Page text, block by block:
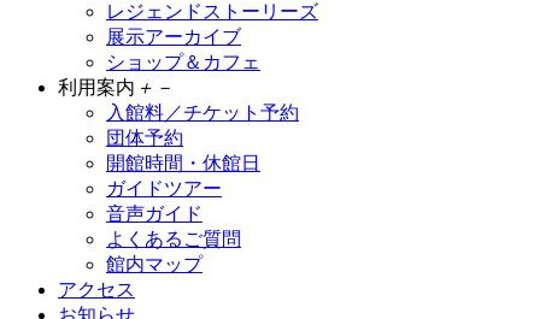
レジェンドストーリーズ
展示アーカイブ
ショップ＆カフェ
利用案内 ＋ －
入館料／チケット予約
団体予約
開館時間・休館日
ガイドツアー
音声ガイド
よくあるご質問
館内マップ
アクセス